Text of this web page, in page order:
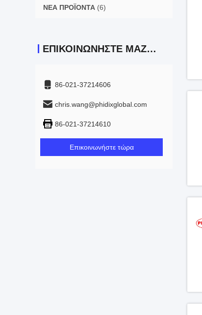
ΝΕΑ ΠΡΟΪΟΝΤΑ (6)
ΕΠΙΚΟΙΝΩΝΉΣΤΕ ΜΑΖΊ ΜΑΣ
86-021-37214606
chris.wang@phidixglobal.com
86-021-37214610
Επικοινωνήστε τώρα